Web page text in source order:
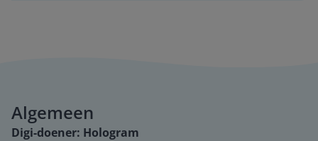
Algemeen
Digi-doener: Hologram